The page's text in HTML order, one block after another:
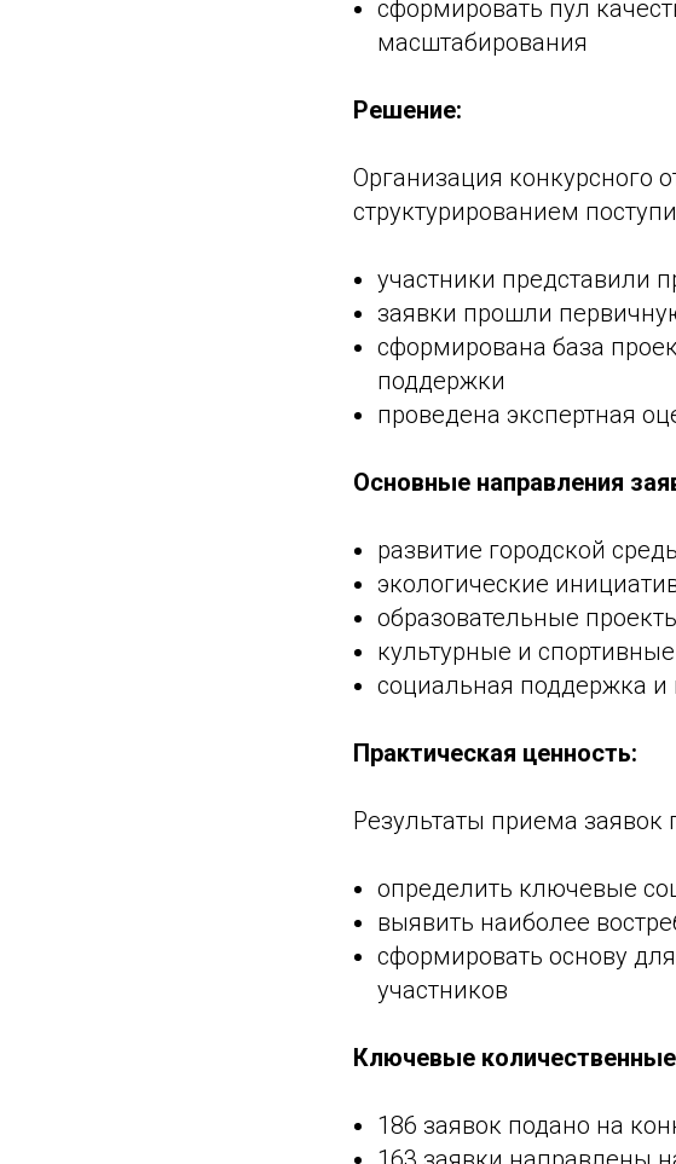
сформировать пул
масштабирования
Решение:
Организация конкурсного
структурированием
участники представили
заявки прошли
сформирована база
поддержки
проведена экспертная
Основные направления
развитие городской
экологические
образовательные
культурные и
социальная поддержка
Практическая ценность:
Результаты приема заявок
определить ключевые
выявить наиболее
сформировать основу
участников
Ключевые
186 заявок подано на